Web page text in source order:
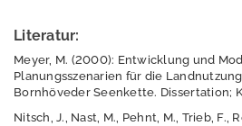
e
s
s
u
Literatur:
Meyer, M. (2000): Entwicklung und
Planungsszenarien für die
Bornhöveder Seenkette. Dissertation;
Nitsch, J., Nast, M., Pehnt, M., Trieb, F.,